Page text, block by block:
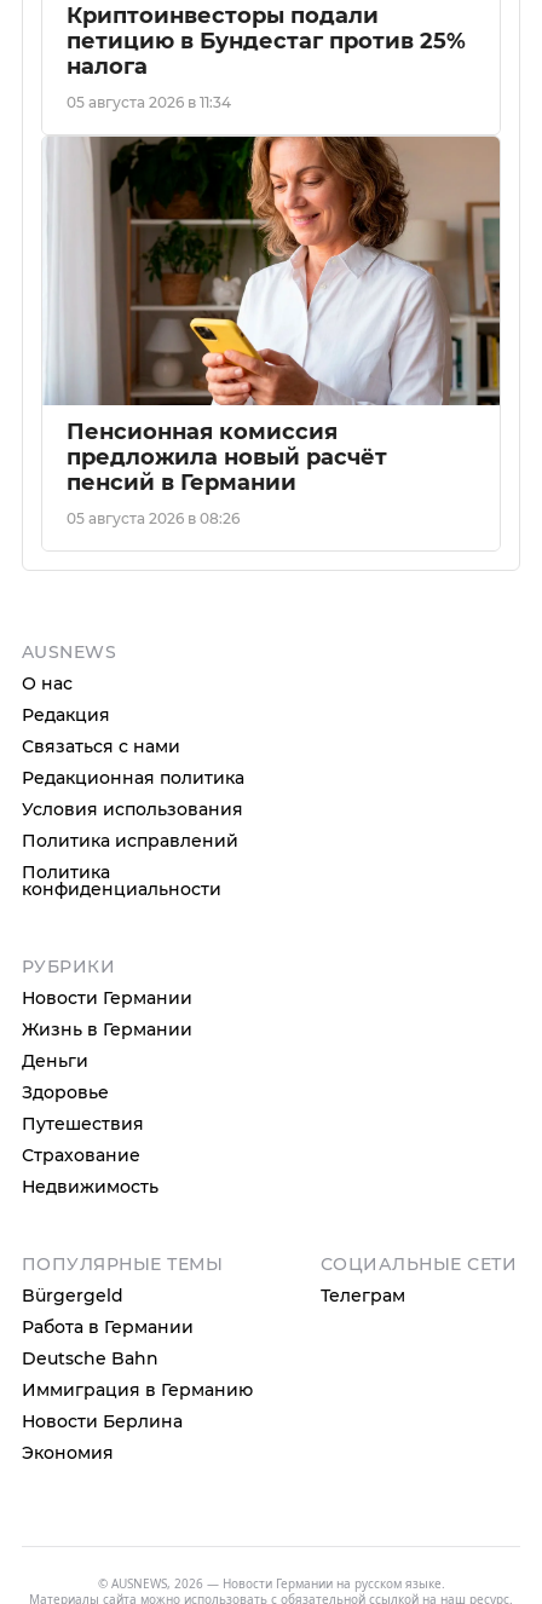
Криптоинвесторы подали
петицию в Бундестаг против 25%
налога
05 августа 2026 в 11:34
Пенсионная комиссия
предложила новый расчёт
пенсий в Германии
05 августа 2026 в 08:26
AUSNEWS
О нас
Редакция
Связаться с нами
Редакционная политика
Условия использования
Политика исправлений
Политика
конфиденциальности
РУБРИКИ
Новости Германии
Жизнь в Германии
Деньги
Здоровье
Путешествия
Страхование
Недвижимость
ПОПУЛЯРНЫЕ ТЕМЫ
Bürgergeld
Работа в Германии
Deutsche Bahn
Иммиграция в Германию
Новости Берлина
Экономия
СОЦИАЛЬНЫЕ СЕТИ
Телеграм
© AUSNEWS, 2026 — Новости Германии на русском языке.
Материалы сайта можно использовать с обязательной ссылкой на наш ресурс.